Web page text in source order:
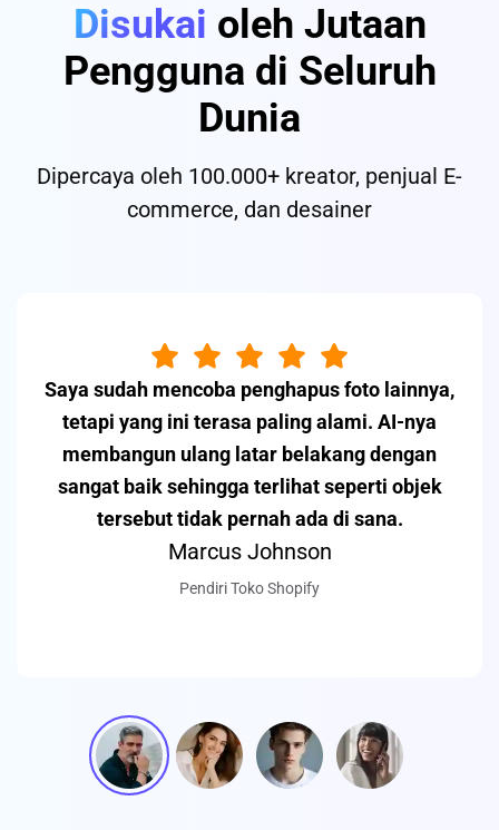
Disukai oleh Jutaan
Pengguna di Seluruh
Dunia
Dipercaya oleh 100.000+ kreator, penjual E-
commerce, dan desainer
Saya sudah mencoba penghapus foto lainnya,
tetapi yang ini terasa paling alami. AI-nya
membangun ulang latar belakang dengan
sangat baik sehingga terlihat seperti objek
tersebut tidak pernah ada di sana.
Marcus Johnson
Pendiri Toko Shopify